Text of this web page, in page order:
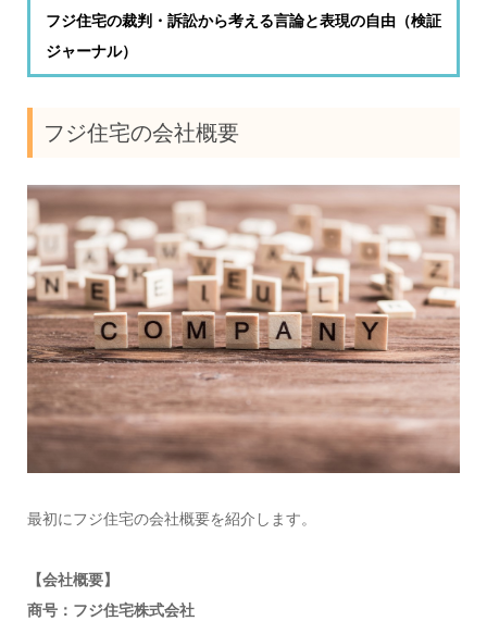
フジ住宅の裁判・訴訟から考える言論と表現の自由（検証
ジャーナル）
フジ住宅の会社概要
最初にフジ住宅の会社概要を紹介します。
【会社概要】
商号：フジ住宅株式会社